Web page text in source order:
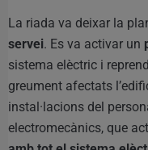
La riada va deixar la
servei. Es va activar un
sistema elèctric i
greument afectats
instal·lacions del
electromecànics, que